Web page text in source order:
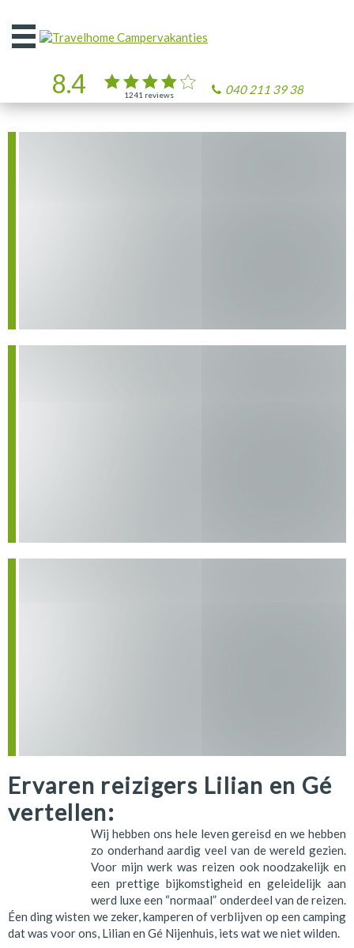
Open
het
040 211 39 38
1241 reviews
8.4
Ervaren reizigers Lilian en Gé
vertellen:
Wij hebben ons hele leven gereisd en we hebben
zo onderhand aardig veel van de wereld gezien.
Voor mijn werk was reizen ook noodzakelijk en
een prettige bijkomstigheid en geleidelijk aan
werd luxe een “normaal” onderdeel van de reizen.
Éen ding wisten we zeker, kamperen of verblijven op een camping
dat was voor ons, Lilian en Gé Nijenhuis, iets wat we niet wilden.